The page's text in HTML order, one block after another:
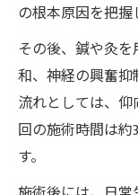
の根本原因を把握
その後、鍼や灸
和、神経の興奮
流れとしては、
回の施術時間は
す。